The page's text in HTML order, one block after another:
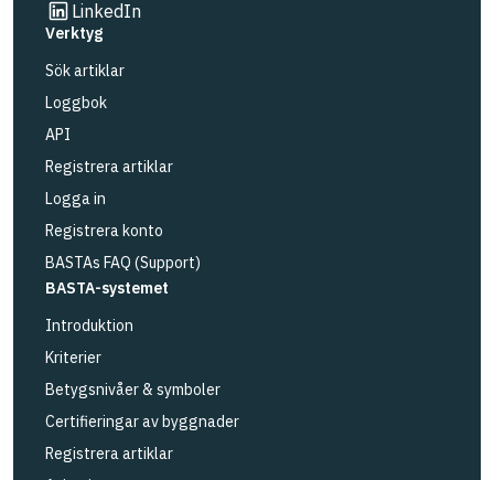
LinkedIn
Länk till annan webbplats
Verktyg
Sök artiklar
Loggbok
API
Registrera artiklar
Logga in
Registrera konto
BASTAs FAQ (Support)
BASTA-systemet
Introduktion
Kriterier
Betygsnivåer & symboler
Certifieringar av byggnader
Registrera artiklar